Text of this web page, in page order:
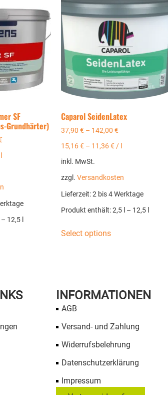
SF
Grundhärter)
– 12,5
Caparol SeidenLatex
37,90 € – 142,00 €
15,16€ – 11,36€ /
inkl. MwSt.
zzgl. Versandkosten
Lieferzeit:2 bis 4 Werktage
Produkt enthält: 2,5 – 12,5
Select options
INFORMATIONEN
AGB
Versand- und Zahlung
Widerrufsbelehrung
Datenschutzerklärung
Impressum